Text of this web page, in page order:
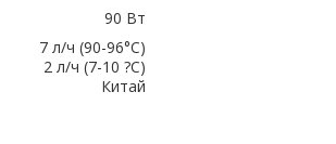
90 Вт
7 л/ч (90-96°C)
2 л/ч (7-10 ?С)
Китай